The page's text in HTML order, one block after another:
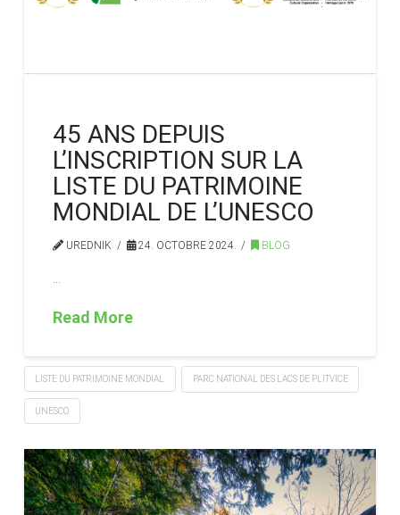
45 ANS DEPUIS
L’INSCRIPTION SUR LA
LISTE DU PATRIMOINE
MONDIAL DE L’UNESCO
UREDNIK 24. OCTOBRE 2024. BLOG
…
Read More
LISTE DU PATRIMOINE MONDIAL PARC NATIONAL DES LACS DE PLITVICE
UNESCO